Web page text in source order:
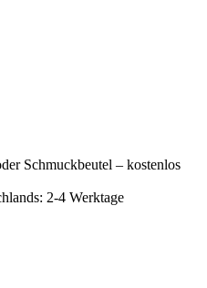
Schmuckbeutel – kostenlos
2-4 Werktage